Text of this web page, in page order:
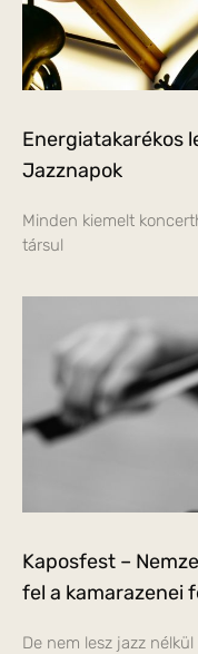
Energiatakarékos
Jazznapok
Minden kiemelt
társul
Kaposfest –
fel a kamarazenei
De nem lesz jazz